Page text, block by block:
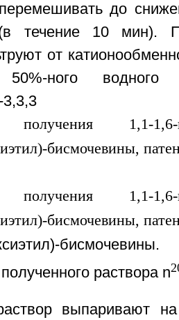
до
течение 10 мин).
от
ного водного
3,3,3
оксиэтил)-
раствора n
выпаривают